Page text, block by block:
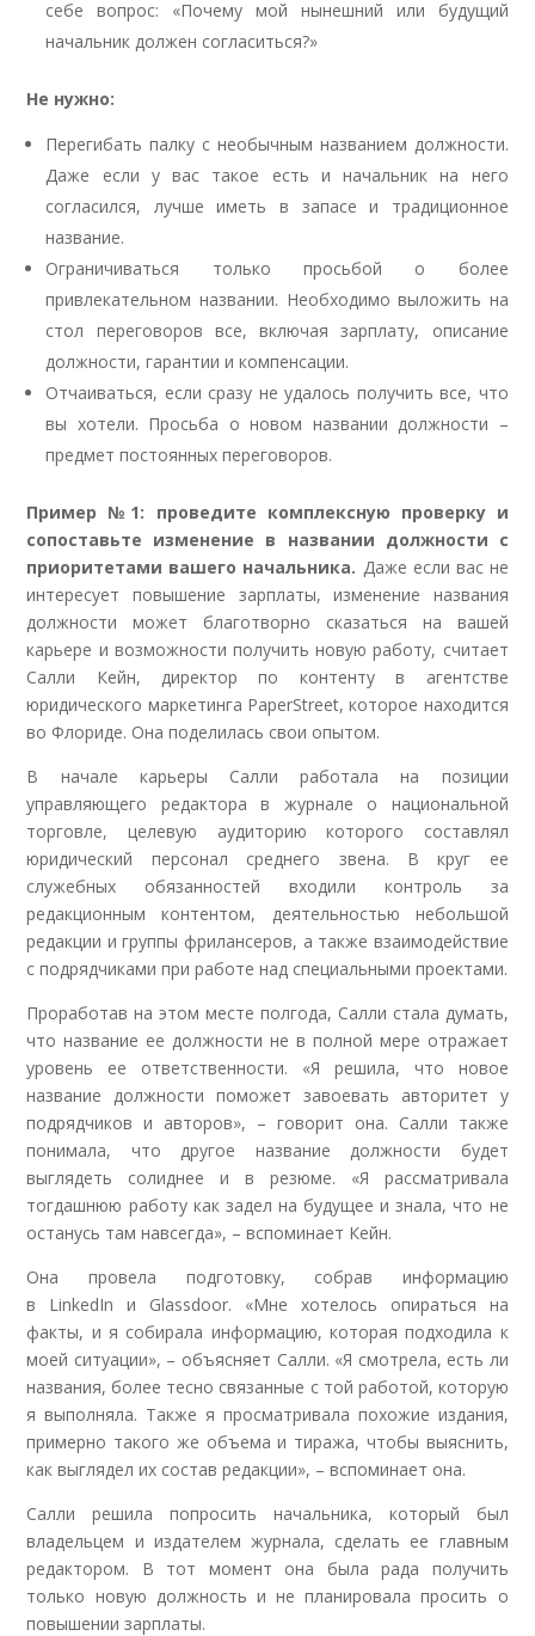
себе вопрос: «Почему мой нынешний или будущий
начальник должен согласиться?»
Не нужно:
Перегибать палку с необычным названием должности.
Даже если у вас такое есть и начальник на него
согласился, лучше иметь в запасе и традиционное
название.
Ограничиваться только просьбой о более
привлекательном названии. Необходимо выложить на
стол переговоров все, включая зарплату, описание
должности, гарантии и компенсации.
Отчаиваться, если сразу не удалось получить все, что
вы хотели. Просьба о новом названии должности –
предмет постоянных переговоров.
Пример №1: проведите комплексную проверку и
сопоставьте изменение в названии должности с
приоритетами вашего начальника. Даже если вас не
интересует повышение зарплаты, изменение названия
должности может благотворно сказаться на вашей
карьере и возможности получить новую работу, считает
Салли Кейн, директор по контенту в агентстве
юридического маркетинга PaperStreet, которое находится
во Флориде. Она поделилась свои опытом.
В начале карьеры Салли работала на позиции
управляющего редактора в журнале о национальной
торговле, целевую аудиторию которого составлял
юридический персонал среднего звена. В круг ее
служебных обязанностей входили контроль за
редакционным контентом, деятельностью небольшой
редакции и группы фрилансеров, а также взаимодействие
с подрядчиками при работе над специальными проектами.
Проработав на этом месте полгода, Салли стала думать,
что название ее должности не в полной мере отражает
уровень ее ответственности. «Я решила, что новое
название должности поможет завоевать авторитет у
подрядчиков и авторов», – говорит она. Салли также
понимала, что другое название должности будет
выглядеть солиднее и в резюме. «Я рассматривала
тогдашнюю работу как задел на будущее и знала, что не
останусь там навсегда», – вспоминает Кейн.
Она провела подготовку, собрав информацию
в LinkedIn и Glassdoor. «Мне хотелось опираться на
факты, и я собирала информацию, которая подходила к
моей ситуации», – объясняет Салли. «Я смотрела, есть ли
названия, более тесно связанные с той работой, которую
я выполняла. Также я просматривала похожие издания,
примерно такого же объема и тиража, чтобы выяснить,
как выглядел их состав редакции», – вспоминает она.
Салли решила попросить начальника, который был
владельцем и издателем журнала, сделать ее главным
редактором. В тот момент она была рада получить
только новую должность и не планировала просить о
повышении зарплаты.